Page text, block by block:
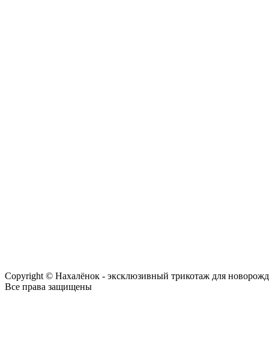
Copyright © Нахалёнок - эксклюзивный трикотаж для
Все права защищены